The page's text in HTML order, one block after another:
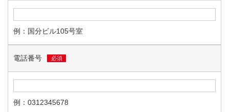
例：国分ビル105号室
電話番号 必須
例：0312345678